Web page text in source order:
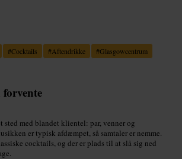
#Cocktails #Aftendrikke #Glasgowcentrum
sted med blandet klientel: par, venner og
er typisk afdæmpet, så samtaler er nemme.
cocktails, og der er plads til at slå sig ned